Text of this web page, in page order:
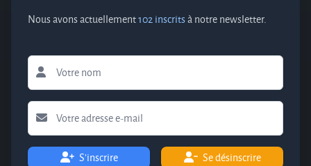
Nous avons actuellement102 inscritsà notre newsletter.
S'inscrire Se désinscrire